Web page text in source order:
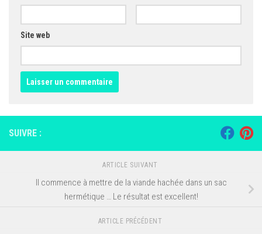
Site web
SUIVRE :
ARTICLE SUIVANT
Il commence à mettre de la viande hachée dans un sac
hermétique … Le résultat est excellent!
ARTICLE PRÉCÉDENT